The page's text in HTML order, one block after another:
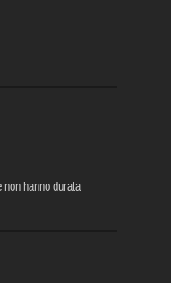
non hanno durata